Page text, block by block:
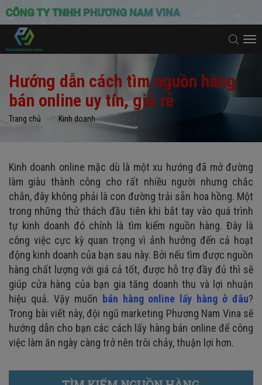
Hướng dẫn cách tìm nguồn hàng
bán online uy tín, giá rẻ
Trang chủ Kinh doanh
Kinh doanh online mặc dù là một xu hướng đã mở đường
làm giàu thành công cho rất nhiều người nhưng chắc
chắn, đây không phải là con đường trải sẵn hoa hồng. Một
trong những thử thách đầu tiên khi bắt tay vào quá trình
tự kinh doanh đó chính là tìm kiếm nguồn hàng. Đây là
công việc cực kỳ quan trọng vì ảnh hưởng đến cả hoạt
động kinh doanh của bạn sau này. Bởi nếu tìm được nguồn
hàng chất lượng với giá cả tốt, được hỗ trợ đầy đủ thì sẽ
giúp cửa hàng của bạn gia tăng doanh thu và lợi nhuận
hiệu quả. Vậy muốn bán hàng online lấy hàng ở đâu?
Trong bài viết này, đội ngũ marketing Phương Nam Vina sẽ
hướng dẫn cho bạn các cách lấy hàng bán online để công
việc làm ăn ngày càng trở nên trôi chảy, thuận lợi hơn.